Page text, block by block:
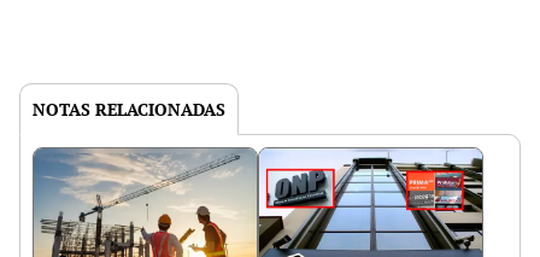
NOTAS RELACIONADAS